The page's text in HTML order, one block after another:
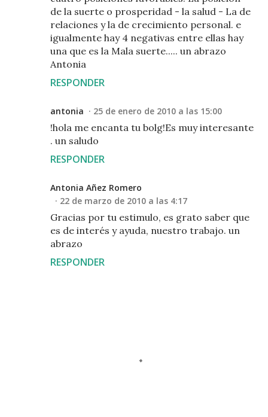
de la suerte o prosperidad - la salud - La de
relaciones y la de crecimiento personal. e
igualmente hay 4 negativas entre ellas hay
una que es la Mala suerte..... un abrazo
Antonia
RESPONDER
antonia 25 de enero de 2010 a las 15:00
!hola me encanta tu bolg!Es muy interesante
. un saludo
RESPONDER
Antonia Añez Romero
22 de marzo de 2010 a las 4:17
Gracias por tu estimulo, es grato saber que
es de interés y ayuda, nuestro trabajo. un
abrazo
RESPONDER